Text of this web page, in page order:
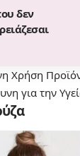
δεν
Χρήση
για την